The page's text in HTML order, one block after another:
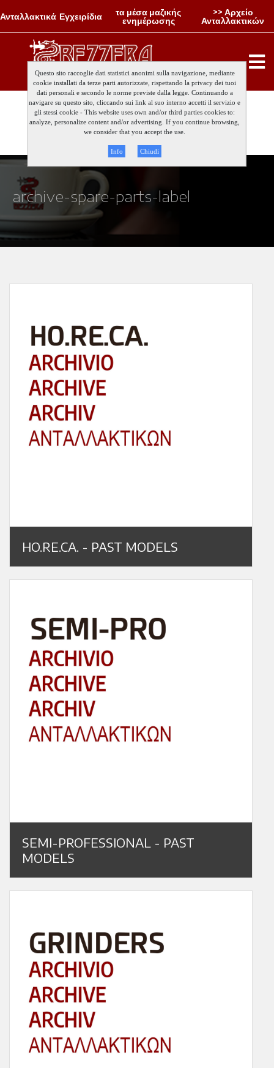
>> Αρχείο
Ανταλλακτικών
τα μέσα μαζικής
ενημέρωσης
Εγχειρίδια
Ανταλλακτικά
Questo sito raccoglie dati statistici anonimi sulla navigazione, mediante
cookie installati da terze parti autorizzate, rispettando la privacy dei tuoi
dati personali e secondo le norme previste dalla legge. Continuando a
navigare su questo sito, cliccando sui link al suo interno accetti il servizio e
gli stessi cookie - This website uses own and/or third parties cookies to:
analyze, personalize content and/or advertising. If you continue browsing,
we consider that you accept the use.
Info Chiudi
archive-spare-parts-label
HO.RE.CA. - PAST MODELS
SEMI-PROFESSIONAL - PAST
MODELS